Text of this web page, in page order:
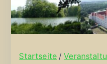
Startseite